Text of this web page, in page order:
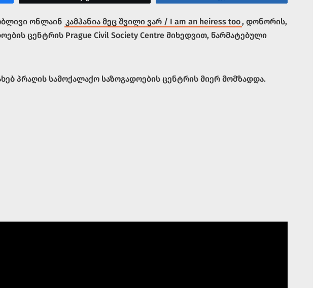
ონლაინ კამპანია მეც შვილი ვარ / I am an heiress too, დონორის,
ცენტრის Prague Civil Society Centre მიხედვით, წარმატებული
პრაღის სამოქალაქო საზოგადოების ცენტრის მიერ მომზადდა.